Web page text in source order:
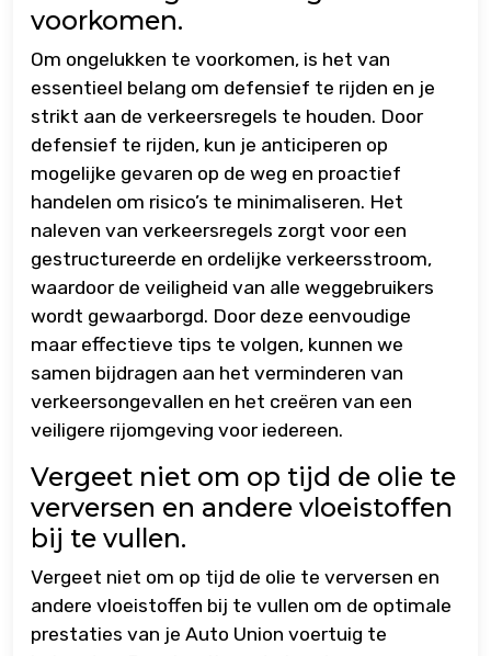
voorkomen.
Om ongelukken te voorkomen, is het van
essentieel belang om defensief te rijden en je
strikt aan de verkeersregels te houden. Door
defensief te rijden, kun je anticiperen op
mogelijke gevaren op de weg en proactief
handelen om risico’s te minimaliseren. Het
naleven van verkeersregels zorgt voor een
gestructureerde en ordelijke verkeersstroom,
waardoor de veiligheid van alle weggebruikers
wordt gewaarborgd. Door deze eenvoudige
maar effectieve tips te volgen, kunnen we
samen bijdragen aan het verminderen van
verkeersongevallen en het creëren van een
veiligere rijomgeving voor iedereen.
Vergeet niet om op tijd de olie te
verversen en andere vloeistoffen
bij te vullen.
Vergeet niet om op tijd de olie te verversen en
andere vloeistoffen bij te vullen om de optimale
prestaties van je Auto Union voertuig te